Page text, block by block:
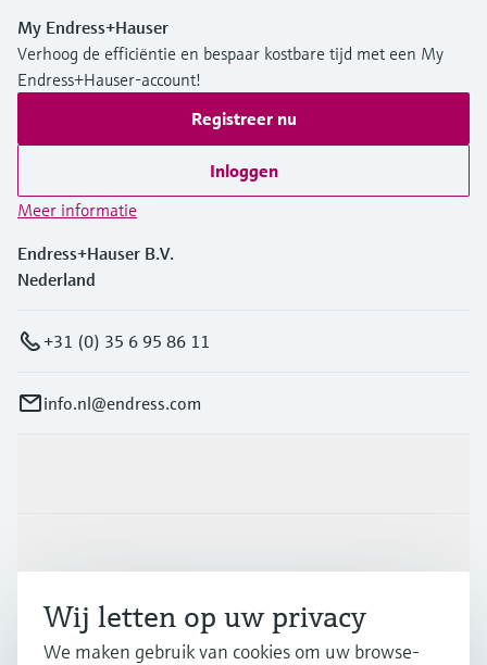
My Endress+Hauser
Verhoog de efficiëntie en bespaar kostbare tijd met een My
Endress+Hauser-account!
Registreer nu
Inloggen
Meer informatie
Endress+Hauser B.V.
Nederland
+31 (0) 35 6 95 86 11
info.nl@endress.com
Support
Wij letten op uw privacy
We maken gebruik van cookies om uw browse-